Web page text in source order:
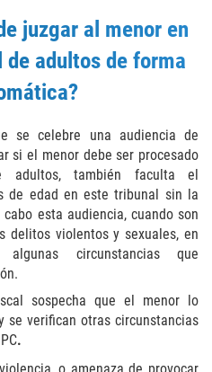
de Menores
OFFICIAL
DEADLY WEAPON
CHEMICALS OR
OFFICER ATTORNEY
juzgar al menor en
adultos de forma
se celebre una audiencia de
si el menor debe ser procesado
también faculta el
de edad en este tribunal sin la
esta audiencia, cuando son
delitos violentos y sexuales, en
circunstancias que
sospecha que el menor lo
se verifican otras circunstancias
.